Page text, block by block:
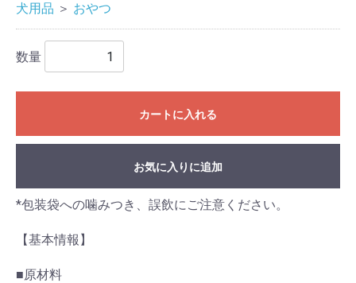
犬用品 ＞ おやつ
数量
カートに入れる
お気に入りに追加
*包装袋への噛みつき、誤飲にご注意ください。
【基本情報】
■原材料